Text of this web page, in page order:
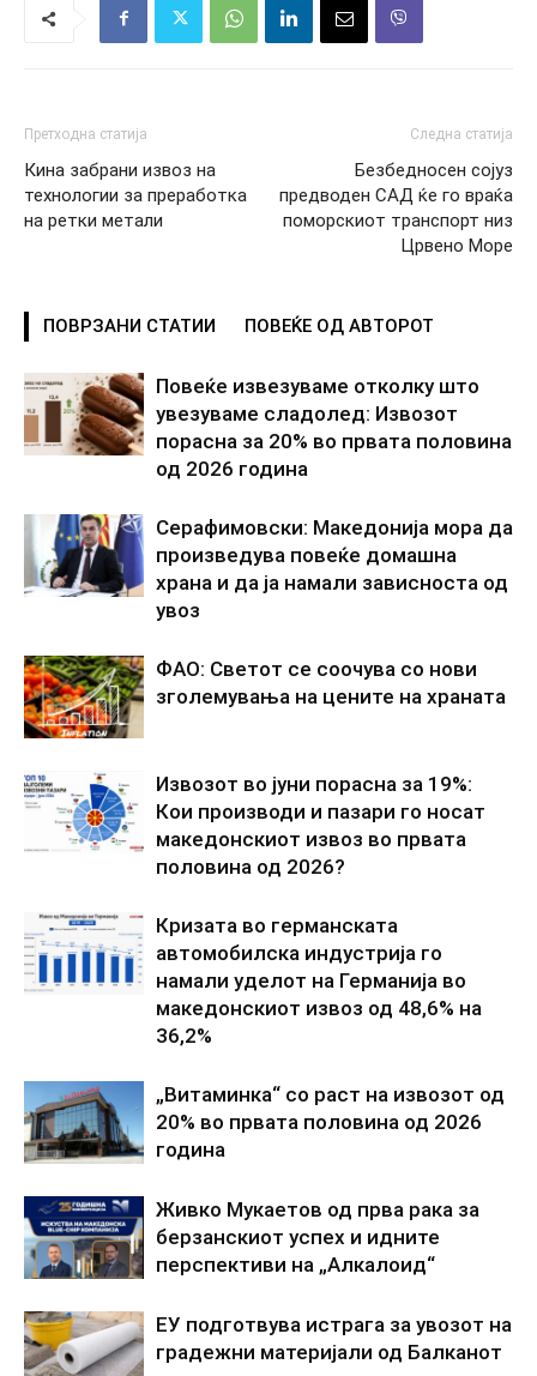
Претходна статија
Кина забрани извоз на
технологии за преработка
на ретки метали
Следна статија
Безбедносен сојуз
предводен САД ќе го враќа
поморскиот транспорт низ
Црвено Море
ПОВРЗАНИ СТАТИИ ПОВЕЌЕ ОД АВТОРОТ
Повеќе извезуваме отколку што
увезуваме сладолед: Извозот
порасна за 20% во првата половина
од 2026 година
Серафимовски: Македонија мора да
произведува повеќе домашна
храна и да ја намали зависноста од
увоз
ФАО: Светот се соочува со нови
зголемувања на цените на храната
Извозот во јуни порасна за 19%:
Кои производи и пазари го носат
македонскиот извоз во првата
половина од 2026?
Кризата во германската
автомобилска индустрија го
намали уделот на Германија во
македонскиот извоз од 48,6% на
36,2%
„Витаминка“ со раст на извозот од
20% во првата половина од 2026
година
Живко Мукаетов од прва рака за
берзанскиот успех и идните
перспективи на „Алкалоид“
ЕУ подготвува истрага за увозот на
градежни материјали од Балканот